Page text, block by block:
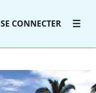
SE CONNECTER